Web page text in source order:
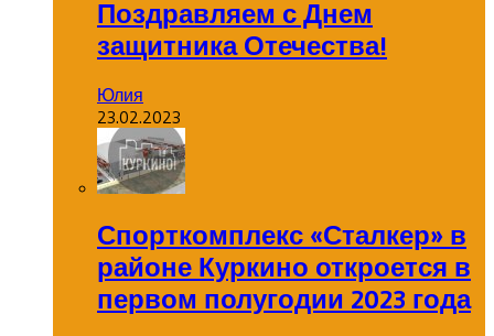
Поздравляем с Днем
защитника Отечества!
Юлия
23.02.2023
Спорткомплекс «Сталкер» в
районе Куркино откроется в
первом полугодии 2023 года